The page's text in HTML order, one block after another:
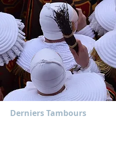
Derniers Tambours